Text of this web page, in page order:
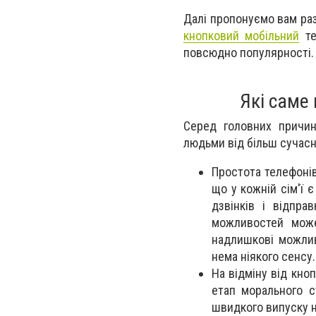
Далі пропонуємо вам
кнопковий мобільний
повсюдно популярності.
Які
Серед головних
людьми від більш
Простота
що у кожній сім'ї
дзвінків і
можливостей
надлишкові
нема ніякого сенсу.
На відміну від
етап морального
швидкого випуску